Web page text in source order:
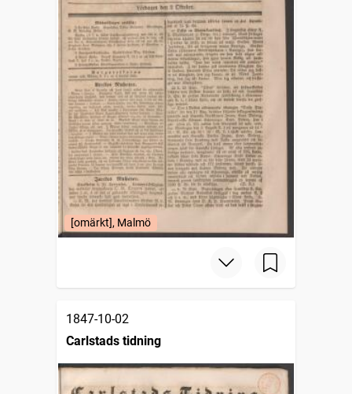
[omärkt], Malmö
1847-10-02
Carlstads tidning